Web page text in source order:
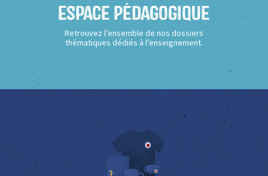
Espace Pédagogique
Retrouvez l’ensemble de nos dossiers
thématiques dédiés à l’enseignement.